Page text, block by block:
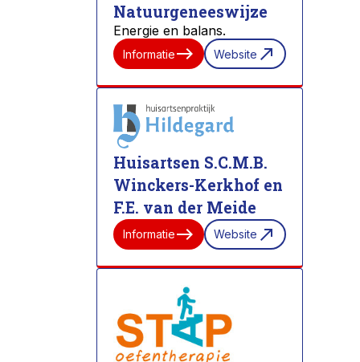
Natuurgeneeswijze
Energie en balans.
Informatieeast Website north_east
Huisartsen S.C.M.B.
Winckers-Kerkhof en
F.E. van der Meide
Informatieeast Website north_east